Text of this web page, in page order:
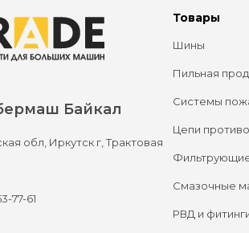
Байкал
обл, Иркутск г,Трактовая
77-61
Товары
Шины
Пильная
Системы
Цепи
Смазочные
РВД и